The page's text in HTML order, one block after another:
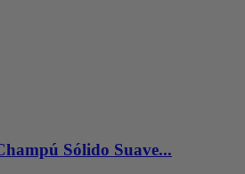
Sólido Suave...